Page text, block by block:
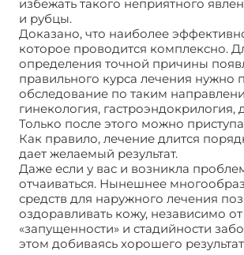
избежать такого неприятного
и рубцы.
Доказано, что наиболее
которое проводится комплексно.
определения точной причины
правильного курса лечения нужно
обследование по таким
гинекология, гастроэндокрилогия,
Только после этого можно
Как правило, лечение длится
дает желаемый результат.
Даже если у вас и возникла
отчаиваться. Нынешнее
средств для наружного лечения
оздоравливать кожу, независимо от
«запущенности» и стадийности
этом добиваясь хорошего